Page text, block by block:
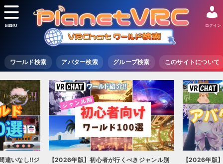
ワールド検索 アバター検索 グループ検索 このサイトについて
ログイン
MENU
違いなし!!ジ
【2026年版】初心者が行くべきジャンル別
【2026年版